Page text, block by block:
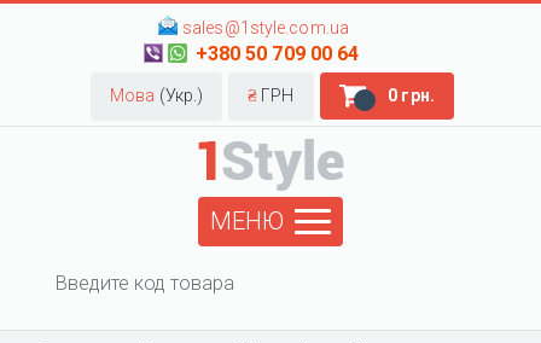
sales@1style.com.ua
+380 50 709 00 64
Мова (Укр.) ₴ ГРН 0 грн.
МЕНЮ